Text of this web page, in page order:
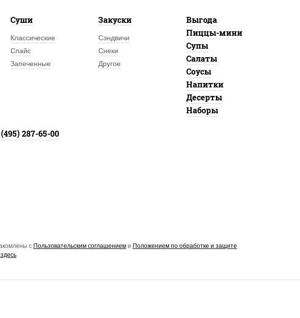
Суши
Классические
Спайс
Запеченные
Закуски
Сэндвичи
Снеки
Другое
Выгода
Пиццы-мини
Супы
Салаты
Соусы
Напитки
Десерты
Наборы
287-65-00
с Пользовательским соглашением и Положением по обработке и защите